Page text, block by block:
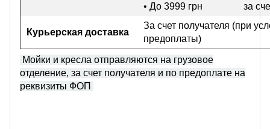
• До 3999 грн за
Курьерская доставка
За счет получателя (при
предоплаты)
Мойки и кресла отправляются на грузовое
отделение, за счет получателя и по предоплате на
реквизиты ФОП